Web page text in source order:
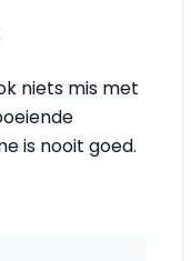
niets mis met
is nooit goed.